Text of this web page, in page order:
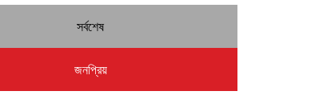
সর্বশেষ
জনপ্রিয়